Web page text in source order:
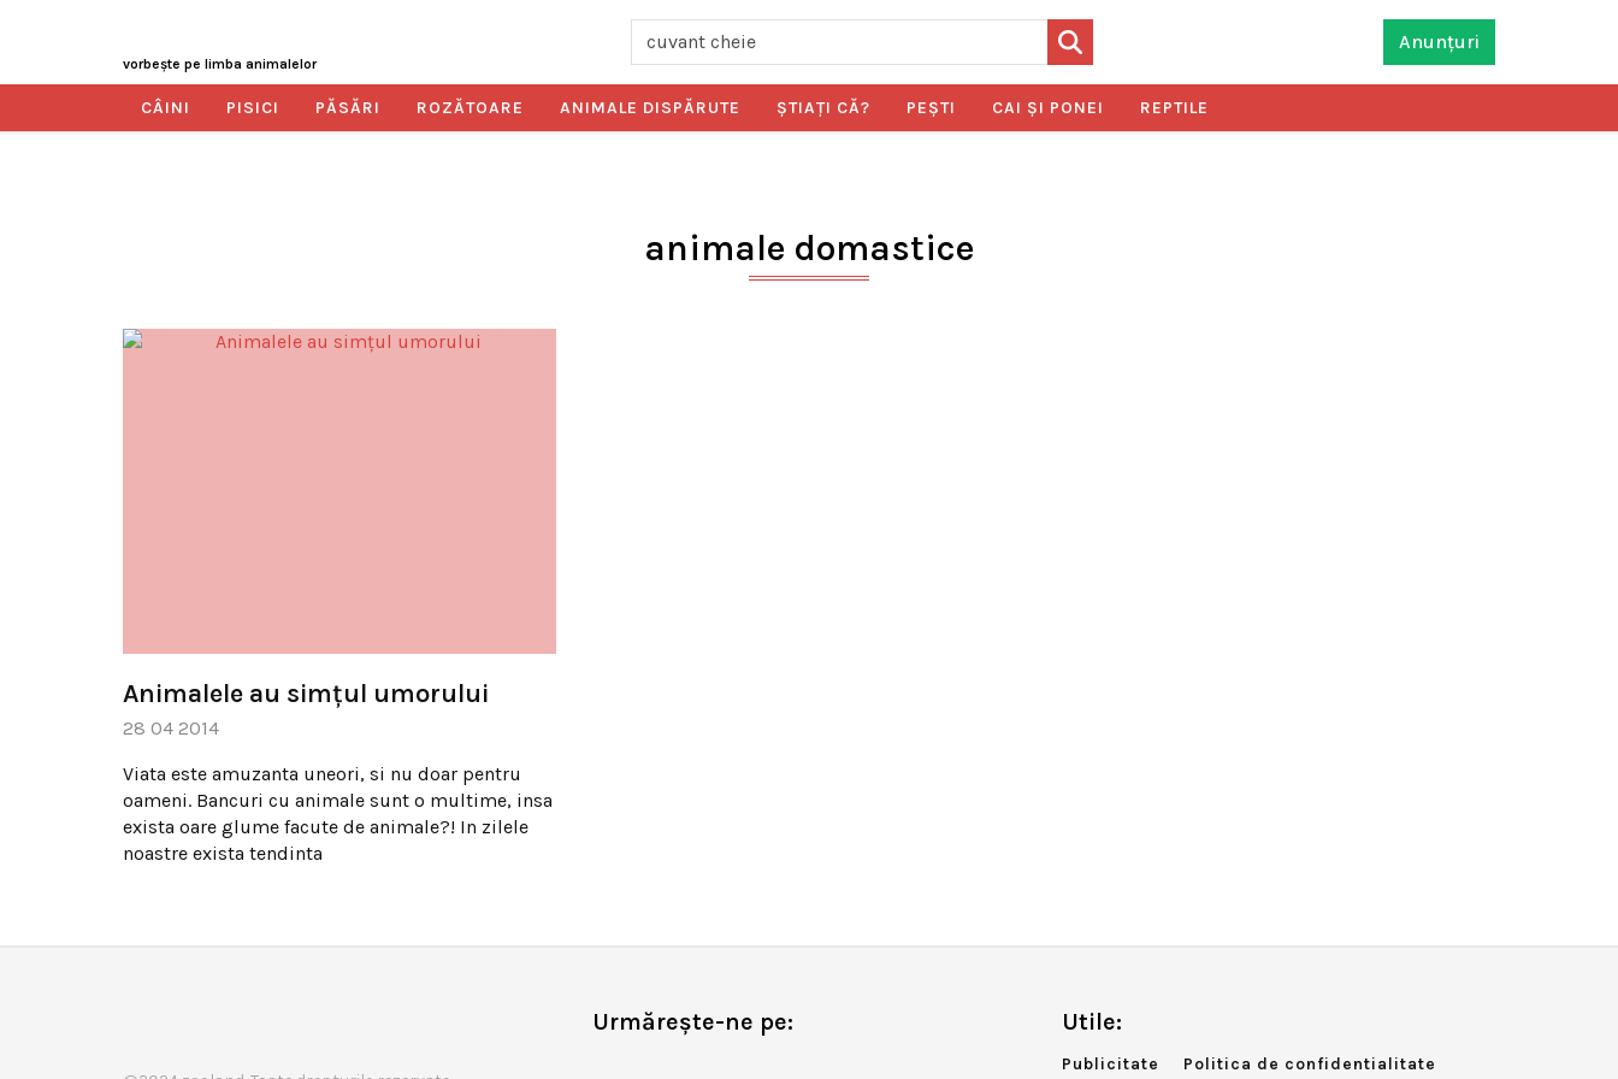
vorbeşte pe limba animalelor
Anunțuri
CÂINI PISICI PĂSĂRI ROZĂTOARE ANIMALE DISPĂRUTE ŞTIAŢI CĂ? PEŞTI CAI ŞI PONEI REPTILE
animale domastice
Animalele au simţul umorului
28 04 2014
Viata este amuzanta uneori, si nu doar pentru
oameni. Bancuri cu animale sunt o multime, insa
exista oare glume facute de animale?! In zilele
noastre exista tendinta
Urmărește-ne pe: Utile:
Publicitate Politica de confidentialitate